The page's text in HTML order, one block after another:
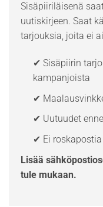
Sisäpiiriläisenä
uutiskirjeen. Saat
tarjouksia, joita ei
✔ Sisäpiirin
kampanjoista
✔
✔ Uutuudet
✔ Ei
Lisää
tule mukaan.